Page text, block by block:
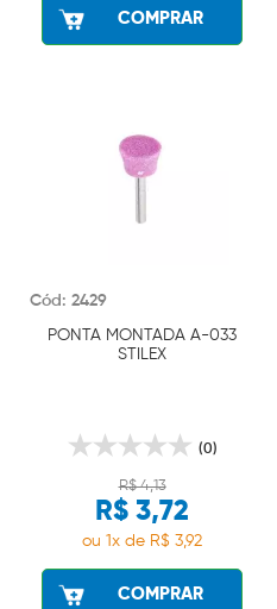
COMPRAR
Cód: 2429
PONTA MONTADA A-033
STILEX
(0)
R$ 4,13
R$ 3,72
ou 1x de R$ 3,92
COMPRAR